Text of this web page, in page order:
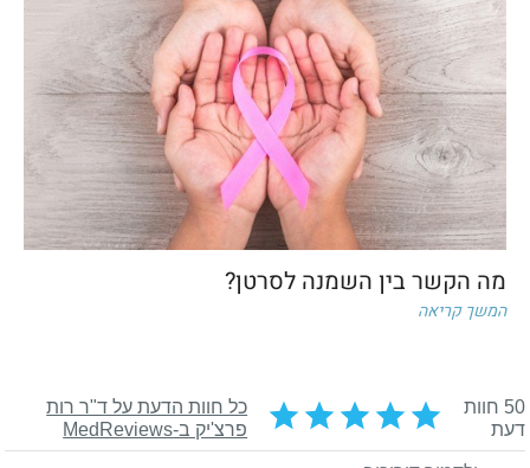
מה הקשר בין השמנה לסרטן?
המשך קריאה